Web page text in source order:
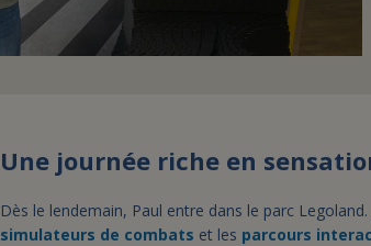
Une journée riche en
Dès le lendemain, Paul entre dans le parc
simulateurs de combats et les parcours